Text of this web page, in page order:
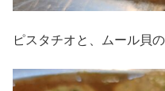
ピスタチオと、ムール貝